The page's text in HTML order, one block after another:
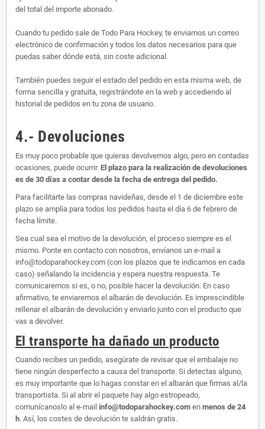
del total del importe abonado.
Cuando tu pedido sale de Todo Para Hockey, te enviamos un correo
electrónico de confirmación y todos los datos necesarios para que
puedas saber dónde está, sin coste adicional.
También puedes seguir el estado del pedido en esta misma web, de
forma sencilla y gratuita, registrándote en la web y accediendo al
historial de pedidos en tu zona de usuario.
4.- Devoluciones
Es muy poco probable que quieras devolvernos algo, pero en contadas
ocasiones, puede ocurrir. El plazo para la realización de devoluciones
es de 30 días a contar desde la fecha de entrega del pedido.
Para facilitarte las compras navideñas, desde el 1 de diciembre este
plazo se amplia para todos los pedidos hasta el día 6 de febrero de
fecha límite.
Sea cual sea el motivo de la devolución, el proceso siempre es el
mismo. Ponte en contacto con nosotros, envíanos un e-mail a
info@todoparahockey.com (con los plazos que te indicamos en cada
caso) señalando la incidencia y espera nuestra respuesta. Te
comunicaremos si es, o no, posible hacer la devolución. En caso
afirmativo, te enviaremos el albarán de devolución. Es imprescindible
rellenar el albarán de devolución y enviarlo junto con el producto que
vas a devolver.
El transporte ha dañado un producto
Cuando recibes un pedido, asegúrate de revisar que el embalaje no
tiene ningún desperfecto a causa del transporte. Si detectas alguno,
es muy importante que lo hagas constar en el albarán que firmas al/la
transportista. Si al abrir el paquete hay algo estropeado,
comunícanoslo al e-mail info@todoparahockey.com en menos de 24
h. Así, los costes de devolución te saldrán gratis.